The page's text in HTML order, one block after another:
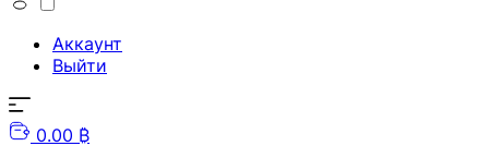
Аккаунт
Выйти
0.00 ₿